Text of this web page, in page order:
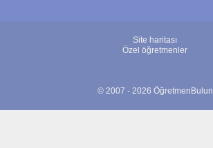
Site haritası
Özel öğretmenler
© 2007 - 2026 ÖğretmenBulun